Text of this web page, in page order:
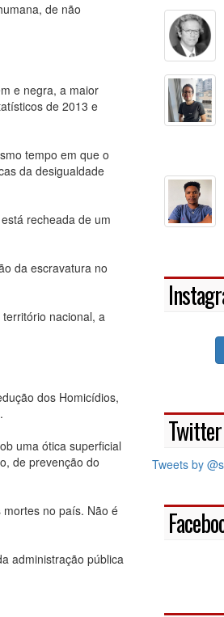
de não
e negra, a maior
de 2013 e
tempo em que o
da desigualdade
recheada de um
da escravatura no
nacional, a
dos Homicídios,
uma ótica superficial
de prevenção do
no país. Não é
administração pública
Twitter
Tweets by